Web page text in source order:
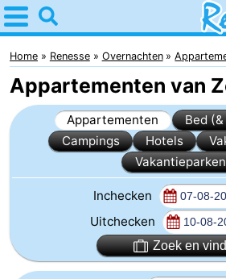
Home
Renesse
Tips
Voor
Appartementen
-
Port
Home Renesse Overnachten
Appartementen van
Appartementen
Bed
Campings
Hotels
Vakantieparken
Inchecken
Uitchecken
Zoek en vind